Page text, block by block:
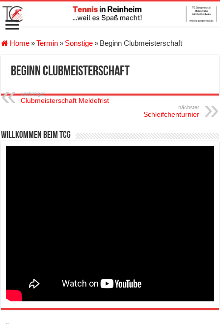
Home»Termin» Sonstige» Beginn Clubmeisterschaft
Beginn Clubmeisterschaft
vorheriger
Clubmeisterschaft Meldefrist
nächster
Schleifchenturnier
Willkommen beim TCG